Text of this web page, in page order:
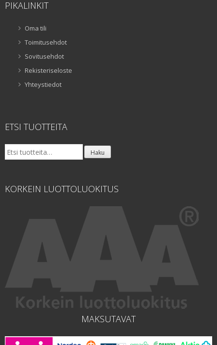
PIKALINKIT
Oma tili
Toimitusehdot
Sovitusehdot
Rekisteriseloste
Yhteystiedot
ETSI TUOTTEITA
Etsi: Haku
KORKEIN LUOTTOLUOKITUS
MAKSUTAVAT